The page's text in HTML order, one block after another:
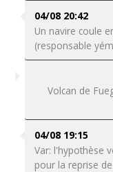
04/08 20:42
Un navire coule
(responsable
Volcan de
04/08 19:15
Var: l'hypothèse
pour la reprise